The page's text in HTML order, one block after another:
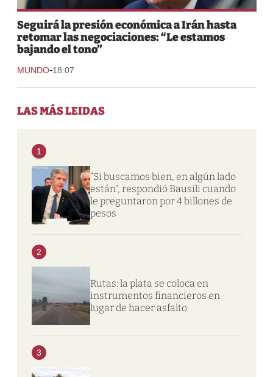
Seguirá la presión económica a Irán hasta
retomar las negociaciones: “Le estamos
bajando el tono”
MUNDO-18:07
LAS MÁS LEIDAS
1
“Si buscamos bien, en algún lado
están”, respondió Bausili cuando
le preguntaron por 4 billones de
pesos
2
Rutas: la plata se coloca en
instrumentos financieros en
lugar de hacer asfalto
3